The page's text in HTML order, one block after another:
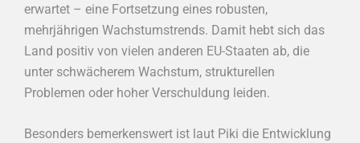
erwartet – eine Fortsetzung eines robusten,
mehrjährigen Wachstumstrends. Damit hebt sich das
Land positiv von vielen anderen EU-Staaten ab, die
unter schwächerem Wachstum, strukturellen
Problemen oder hoher Verschuldung leiden.
Besonders bemerkenswert ist laut Piki die Entwicklung